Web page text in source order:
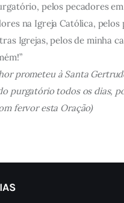
pelos pecadores
na Igreja Católica, pelos
Igrejas, pelos de minha
prometeu à Santa
purgatório todos os dias,
fervor esta Oração)